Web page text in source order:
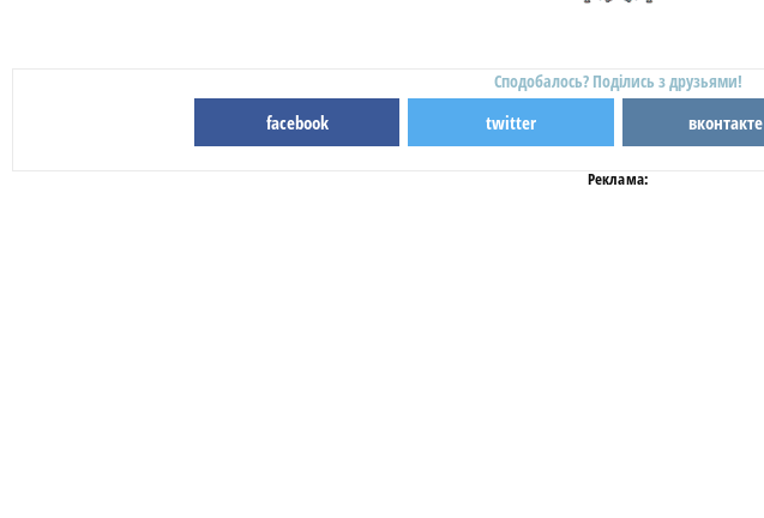
Сподобалось? Поділись з друзьями!
facebook twitter вконтакте
Реклама: